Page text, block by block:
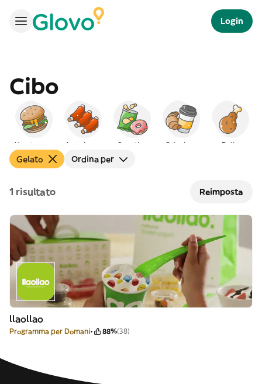
Login
Cibo
Hamburger Americano Spuntino Colazione Pollo
Gelato Ordina per
1 risultato Reimposta
llaollao
Programma per Domani 88%(38)